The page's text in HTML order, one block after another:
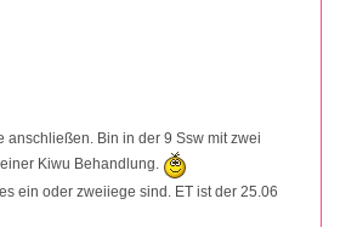
anschließen. Bin in der 9 Ssw mit zwei
Kiwu Behandlung.
ein oder zweiiege sind. ET ist der 25.06